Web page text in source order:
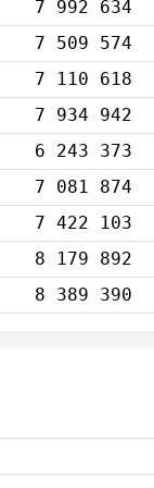
7 992 634
7 509 574
7 110 618
7 934 942
6 243 373
7 081 874
7 422 103
8 179 892
8 389 390